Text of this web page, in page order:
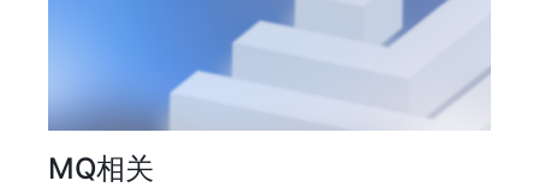
MQ相关